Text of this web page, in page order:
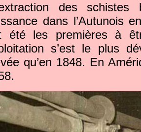
des
dans l’Autunois
été les premières à
s’est le plus
qu’en 1848. En